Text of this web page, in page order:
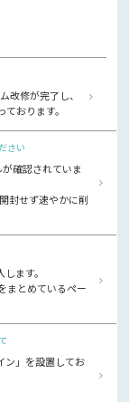
改修が完了し、
おります。
さい
確認されていま
封せず速やかに削
ます。
まとめているペー
ン」を設置してお